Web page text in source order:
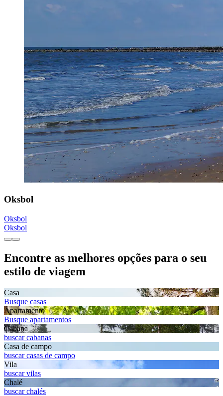
Oksbol
Oksbol
Oksbol
Encontre as melhores opções para o seu
estilo de viagem
Casa
Busque casas
Apartamento
Busque apartamentos
Cabana
buscar cabanas
Casa de campo
buscar casas de campo
Vila
buscar vilas
Chalé
buscar chalés